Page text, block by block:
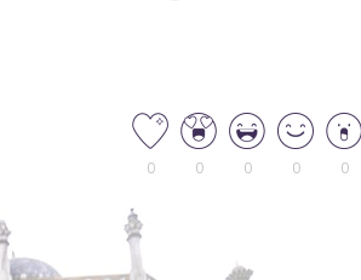
0 0 0 0 0